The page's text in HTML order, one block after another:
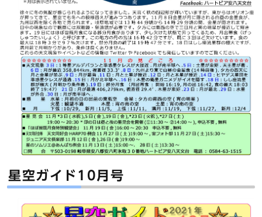
星空ガイド10月号